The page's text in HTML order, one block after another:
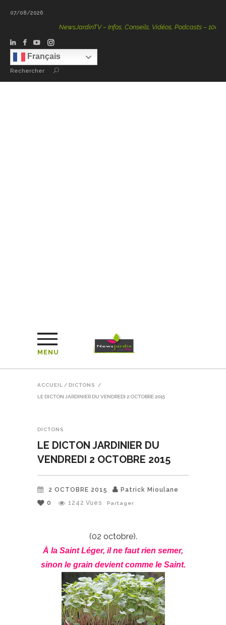
07/08/2026
NewsJardinTV – Infos, Conseils, Vidéos, Podcasts – 100 %
Français
Rechercher
MENU
ACCUEIL / DICTONS /
LE DICTON JARDINIER DU VENDREDI 2 OCTOBRE 2015
DICTONS
LE DICTON JARDINIER DU
VENDREDI 2 OCTOBRE 2015
2 OCTOBRE 2015
Patrick Mioulane
0
1242 Vues Partager
(02 octobre).
À la Saint Léger, il ne faut rien semer,
sinon le grain devient comme le Saint.